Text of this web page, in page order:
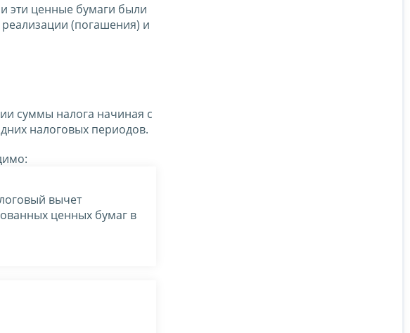
эти ценные бумаги были
(погашения) и
суммы налога начиная с
налоговых периодов.
вычет
ценных бумаг в